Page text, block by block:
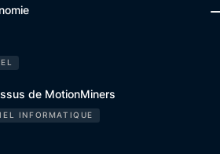
de MotionMiners
INFORMATIQUE